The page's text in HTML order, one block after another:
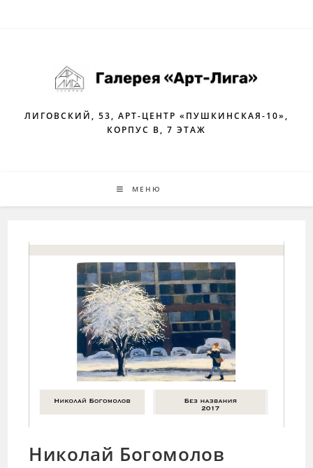
ЛИГОВСКИЙ, 53, АРТ-ЦЕНТР «ПУШКИНСКАЯ-10»,
КОРПУС В, 7 ЭТАЖ
МЕНЮ
Николай Богомолов